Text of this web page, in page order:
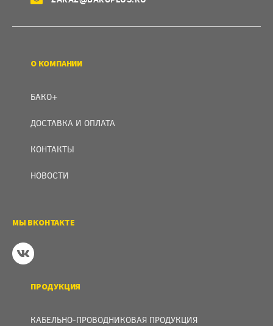
О КОМПАНИИ
БАКО+
ДОСТАВКА И ОПЛАТА
КОНТАКТЫ
НОВОСТИ
МЫ ВКОНТАКТЕ
ПРОДУКЦИЯ
КАБЕЛЬНО-ПРОВОДНИКОВАЯ ПРОДУКЦИЯ